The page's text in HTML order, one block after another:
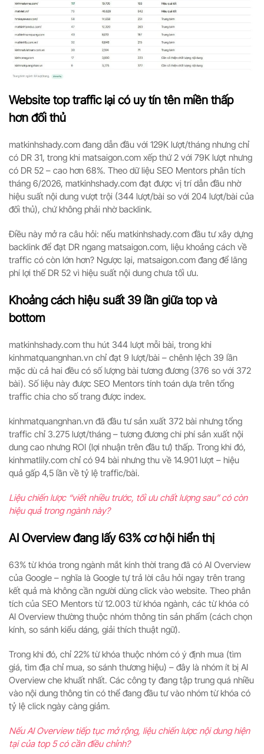
Website top traffic lại có uy tín tên miền thấp
hơn đối thủ
matkinhshady.com đang dẫn đầu với 129K lượt/tháng nhưng chỉ
có DR 31, trong khi matsaigon.com xếp thứ 2 với 79K lượt nhưng
có DR 52 – cao hơn 68%. Theo dữ liệu SEO Mentors phân tích
tháng 6/2026, matkinhshady.com đạt được vị trí dẫn đầu nhờ
hiệu suất nội dung vượt trội (344 lượt/bài so với 204 lượt/bài của
đối thủ), chứ không phải nhờ backlink.
Điều này mở ra câu hỏi: nếu matkinhshady.com đầu tư xây dựng
backlink để đạt DR ngang matsaigon.com, liệu khoảng cách về
traffic có còn lớn hơn? Ngược lại, matsaigon.com đang để lãng
phí lợi thế DR 52 vì hiệu suất nội dung chưa tối ưu.
Khoảng cách hiệu suất 39 lần giữa top và
bottom
matkinhshady.com thu hút 344 lượt mỗi bài, trong khi
kinhmatquangnhan.vn chỉ đạt 9 lượt/bài – chênh lệch 39 lần
mặc dù cả hai đều có số lượng bài tương đương (376 so với 372
bài). Số liệu này được SEO Mentors tính toán dựa trên tổng
traffic chia cho số trang được index.
kinhmatquangnhan.vn đã đầu tư sản xuất 372 bài nhưng tổng
traffic chỉ 3.275 lượt/tháng – tương đương chi phí sản xuất nội
dung cao nhưng ROI (lợi nhuận trên đầu tư) thấp. Trong khi đó,
kinhmatlily.com chỉ có 94 bài nhưng thu về 14.901 lượt – hiệu
quả gấp 4,5 lần về tỷ lệ traffic/bài.
Liệu chiến lược “viết nhiều trước, tối ưu chất lượng sau” có còn
hiệu quả trong ngành này?
AI Overview đang lấy 63% cơ hội hiển thị
63% từ khóa trong ngành mắt kính thời trang đã có AI Overview
của Google – nghĩa là Google tự trả lời câu hỏi ngay trên trang
kết quả mà không cần người dùng click vào website. Theo phân
tích của SEO Mentors từ 12.003 từ khóa ngành, các từ khóa có
AI Overview thường thuộc nhóm thông tin sản phẩm (cách chọn
kính, so sánh kiểu dáng, giải thích thuật ngữ).
Trong khi đó, chỉ 22% từ khóa thuộc nhóm có ý định mua (tìm
giá, tìm địa chỉ mua, so sánh thương hiệu) – đây là nhóm ít bị AI
Overview che khuất nhất. Các công ty đang tập trung quá nhiều
vào nội dung thông tin có thể đang đầu tư vào nhóm từ khóa có
tỷ lệ click ngày càng giảm.
Nếu AI Overview tiếp tục mở rộng, liệu chiến lược nội dung hiện
tại của top 5 có cần điều chỉnh?